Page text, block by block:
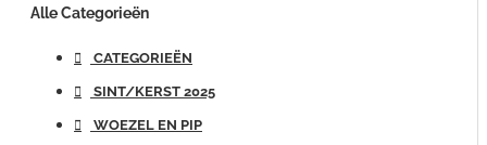
Alle Categorieën
CATEGORIEËN
SINT/KERST 2025
WOEZEL EN PIP